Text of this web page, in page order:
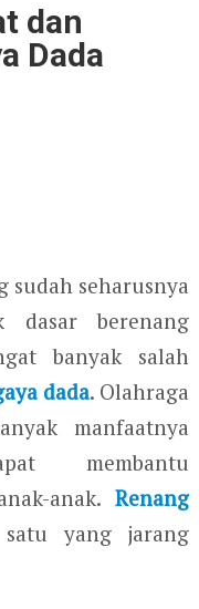
dan
Dada
sudah seharusnya
dasar berenang
banyak salah
dada. Olahraga
manfaatnya
membantu
anak.Renang
yang jarang